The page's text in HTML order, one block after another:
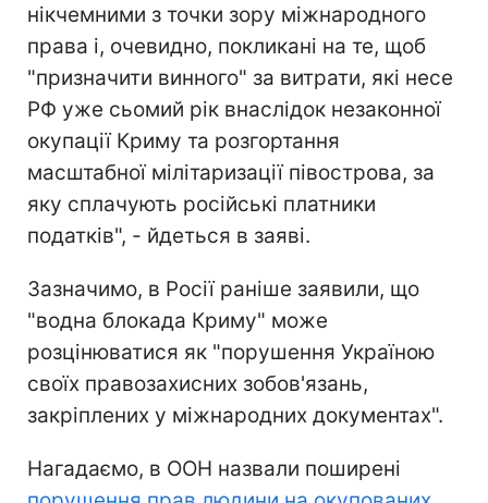
нікчемними з точки зору міжнародного
права і, очевидно, покликані на те, щоб
"призначити винного" за витрати, які несе
РФ уже сьомий рік внаслідок незаконної
окупації Криму та розгортання
масштабної мілітаризації півострова, за
яку сплачують російські платники
податків", - йдеться в заяві.
Зазначимо, в Росії раніше заявили, що
"водна блокада Криму" може
розцінюватися як "порушення Україною
своїх правозахисних зобов'язань,
закріплених у міжнародних документах".
Нагадаємо, в ООН назвали поширені